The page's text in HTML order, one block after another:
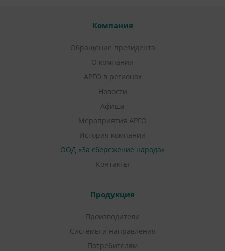
Компания
Обращение президента
О компании
АРГО в регионах
Новости
Афиша
Мероприятия АРГО
История компании
ООД «За сбережение народа»
Контакты
Продукция
Производители
Системы и направления
Потребителям